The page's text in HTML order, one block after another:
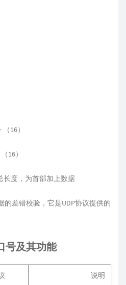
16）
16）
长度，为首部加上数据
的差错校验，它是UDP协议提供的
号及其功能
说明